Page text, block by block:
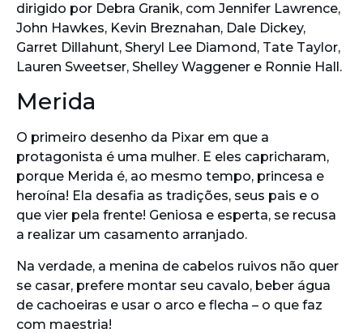
dirigido por Debra Granik, com Jennifer Lawrence,
John Hawkes, Kevin Breznahan, Dale Dickey,
Garret Dillahunt, Sheryl Lee Diamond, Tate Taylor,
Lauren Sweetser, Shelley Waggener e Ronnie Hall.
Merida
O primeiro desenho da Pixar em que a
protagonista é uma mulher. E eles capricharam,
porque Merida é, ao mesmo tempo, princesa e
heroína! Ela desafia as tradições, seus pais e o
que vier pela frente! Geniosa e esperta, se recusa
a realizar um casamento arranjado.
Na verdade, a menina de cabelos ruivos não quer
se casar, prefere montar seu cavalo, beber água
de cachoeiras e usar o arco e flecha – o que faz
com maestria!